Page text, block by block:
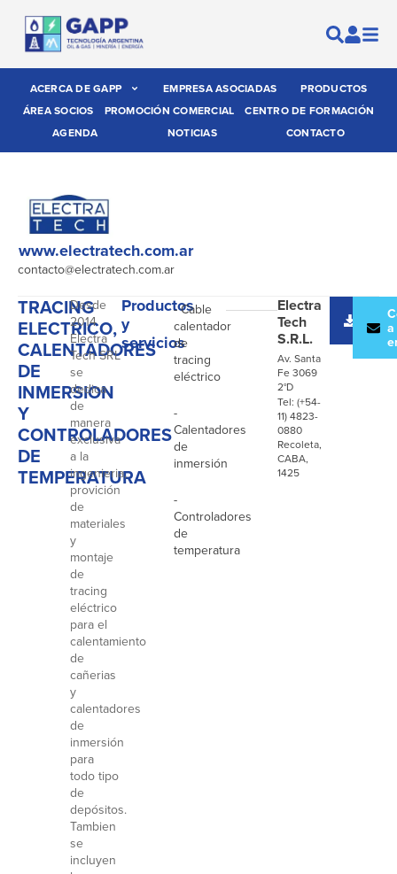
ACERCA DE GAPP EMPRESA ASOCIADAS
PRODUCTOS
ÁREA SOCIOS
PROMOCIÓN COMERCIAL
CENTRO DE FORMACIÓN
AGENDA
NOTICIAS CONTACTO
www.electratech.com.ar
contacto@electratech.com.ar
TRACING
ELECTRICO,
CALENTADORES
DE
INMERSION
Y
CONTROLADORES
DE
TEMPERATURA
Desde
2014
Electra
Tech SRL
se
dedica
de
manera
exclusiva
a la
ingenieria,
provición
de
materiales
y
montaje
de
tracing
eléctrico
para el
calentamiento
de
cañerias
y
calentadores
de
inmersión
para
todo tipo
de
depósitos.
Tambien
se
incluyen
Productos
y
servicios
- Cable
calentador
de
tracing
eléctrico
-
Calentadores
de
inmersión
-
Controladores
de
temperatura
Electra
Tech
S.R.L.
Av. Santa
Fe 3069
2°D
Tel: (+54-
11) 4823-
0880
Recoleta,
CABA,
1425